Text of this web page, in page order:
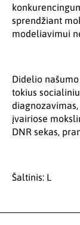
sprendžiant
modeliavimui
Didelio
tokius
įvairiose
DNR sekas,
Šaltinis: L